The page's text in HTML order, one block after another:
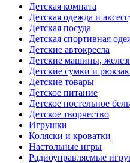
Детская комната
Детская одежда и
Детская посуда
Детская спортивная
Детские автокресла
Детские машины,
Детские сумки и
Детские товары
Детское питание
Детское постельное
Детское творчество
Игрушки
Коляски и кроватки
Настольные игры
Радиоуправляемые